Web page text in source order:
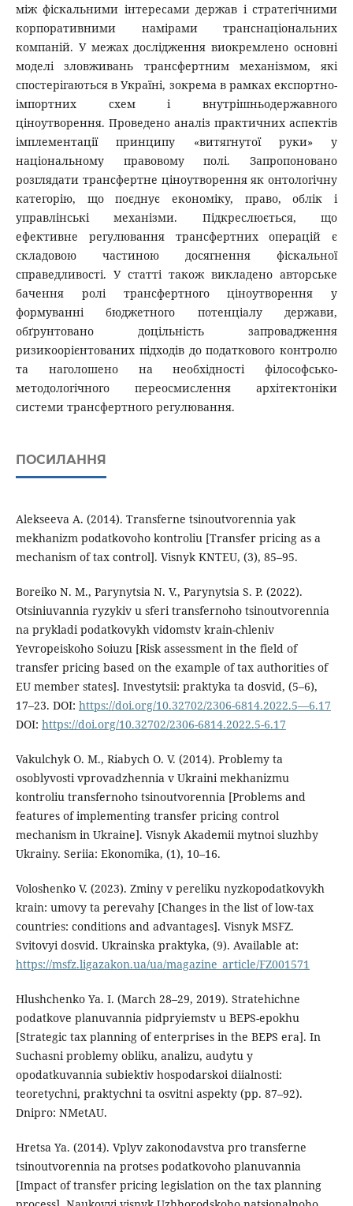
між фіскальними інтересами держав і стратегічними
корпоративними намірами транснаціональних
компаній. У межах дослідження виокремлено основні
моделі зловживань трансфертним механізмом, які
спостерігаються в Україні, зокрема в рамках експортно-
імпортних схем і внутрішньодержавного
ціноутворення. Проведено аналіз практичних аспектів
імплементації принципу «витягнутої руки» у
національному правовому полі. Запропоновано
розглядати трансфертне ціноутворення як онтологічну
категорію, що поєднує економіку, право, облік і
управлінські механізми. Підкреслюється, що
ефективне регулювання трансфертних операцій є
складовою частиною досягнення фіскальної
справедливості. У статті також викладено авторське
бачення ролі трансфертного ціноутворення у
формуванні бюджетного потенціалу держави,
обґрунтовано доцільність запровадження
ризикоорієнтованих підходів до податкового контролю
та наголошено на необхідності філософсько-
методологічного переосмислення архітектоніки
системи трансфертного регулювання.
ПОСИЛАННЯ
Alekseeva A. (2014). Transferne tsinoutvorennia yak
mekhanizm podatkovoho kontroliu [Transfer pricing as a
mechanism of tax control]. Visnyk KNTEU, (3), 85–95.
Boreiko N. M., Parynytsia N. V., Parynytsia S. P. (2022).
Otsiniuvannia ryzykiv u sferi transfernoho tsinoutvorennia
na prykladi podatkovykh vidomstv krain-chleniv
Yevropeiskoho Soiuzu [Risk assessment in the field of
transfer pricing based on the example of tax authorities of
EU member states]. Investytsii: praktyka ta dosvid, (5–6),
17–23. DOI: https://doi.org/10.32702/2306-6814.2022.5—6.17
DOI: https://doi.org/10.32702/2306-6814.2022.5-6.17
Vakulchyk O. M., Riabych O. V. (2014). Problemy ta
osoblyvosti vprovadzhennia v Ukraini mekhanizmu
kontroliu transfernoho tsinoutvorennia [Problems and
features of implementing transfer pricing control
mechanism in Ukraine]. Visnyk Akademii mytnoi sluzhby
Ukrainy. Seriia: Ekonomika, (1), 10–16.
Voloshenko V. (2023). Zminy v pereliku nyzkopodatkovykh
krain: umovy ta perevahy [Changes in the list of low-tax
countries: conditions and advantages]. Visnyk MSFZ.
Svitovyi dosvid. Ukrainska praktyka, (9). Available at:
https://msfz.ligazakon.ua/ua/magazine_article/FZ001571
Hlushchenko Ya. I. (March 28–29, 2019). Stratehichne
podatkove planuvannia pidpryiemstv u BEPS-epokhu
[Strategic tax planning of enterprises in the BEPS era]. In
Suchasni problemy obliku, analizu, audytu y
opodatkuvannia subiektiv hospodarskoi diialnosti:
teoretychni, praktychni ta osvitni aspekty (pp. 87–92).
Dnipro: NMetAU.
Hretsa Ya. (2014). Vplyv zakonodavstva pro transferne
tsinoutvorennia na protses podatkovoho planuvannia
[Impact of transfer pricing legislation on the tax planning